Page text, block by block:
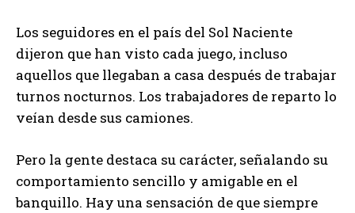
Los seguidores en el país del Sol Naciente
dijeron que han visto cada juego, incluso
aquellos que llegaban a casa después de trabajar
turnos nocturnos. Los trabajadores de reparto lo
veían desde sus camiones.
Pero la gente destaca su carácter, señalando su
comportamiento sencillo y amigable en el
banquillo. Hay una sensación de que siempre